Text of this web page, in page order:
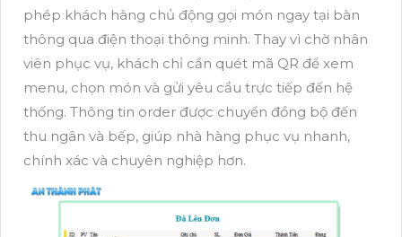
phép khách hàng chủ động gọi món ngay tại bàn
thông qua điện thoại thông minh. Thay vì chờ nhân
viên phục vụ, khách chỉ cần quét mã QR để xem
menu, chọn món và gửi yêu cầu trực tiếp đến hệ
thống. Thông tin order được chuyển đồng bộ đến
thu ngân và bếp, giúp nhà hàng phục vụ nhanh,
chính xác và chuyên nghiệp hơn.